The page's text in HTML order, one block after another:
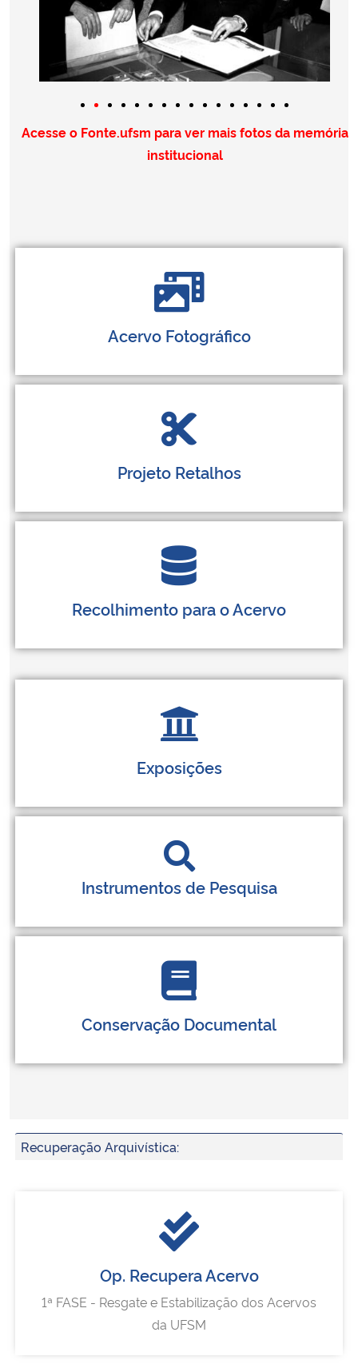
Acesse o Fonte.ufsm para ver mais fotos da memória
institucional
Acervo Fotográfico
Projeto Retalhos
Recolhimento para o Acervo
Exposições
Instrumentos de Pesquisa
Conservação Documental
Recuperação Arquivística:
Op. Recupera Acervo
1ª FASE - Resgate e Estabilização dos Acervos
da UFSM